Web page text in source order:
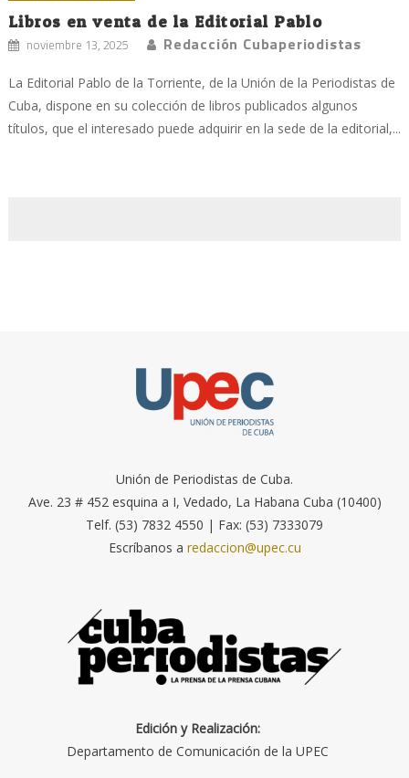
Libros en venta de la Editorial Pablo
noviembre 13, 2025 Redacción Cubaperiodistas
La Editorial Pablo de la Torriente, de la Unión de la Periodistas de
Cuba, dispone en su colección de libros publicados algunos
títulos, que el interesado puede adquirir en la sede de la editorial,...
Unión de Periodistas de Cuba.
Ave. 23 # 452 esquina a I, Vedado, La Habana Cuba (10400)
Telf. (53) 7832 4550 | Fax: (53) 7333079
Escríbanos a redaccion@upec.cu
Edición y Realización:
Departamento de Comunicación de la UPEC